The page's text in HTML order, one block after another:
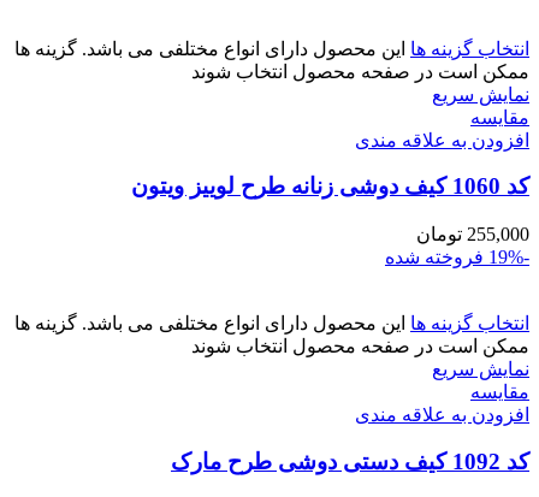
انتخاب گزینه ها این محصول دارای انواع مختلفی می باشد. گزینه ها
ممکن است در صفحه محصول انتخاب شوند
نمایش سریع
مقايسه
افزودن به علاقه مندی
کد 1060 کیف دوشی زنانه طرح لوییز ویتون
255,000 تومان
-19%
فروخته شده
انتخاب گزینه ها این محصول دارای انواع مختلفی می باشد. گزینه ها
ممکن است در صفحه محصول انتخاب شوند
نمایش سریع
مقايسه
افزودن به علاقه مندی
کد 1092 کیف دستی دوشی طرح مارک